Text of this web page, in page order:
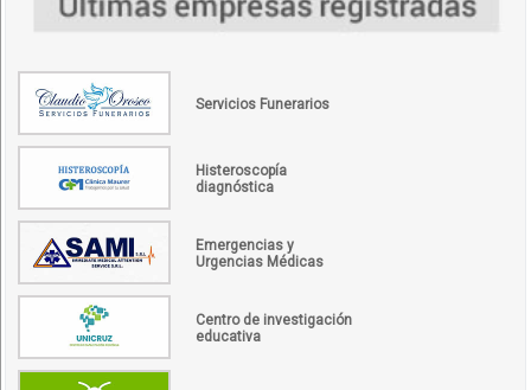
Servicios Funerarios
Histeroscopía
diagnóstica
Emergencias y
Urgencias Médicas
Centro de investigación
educativa